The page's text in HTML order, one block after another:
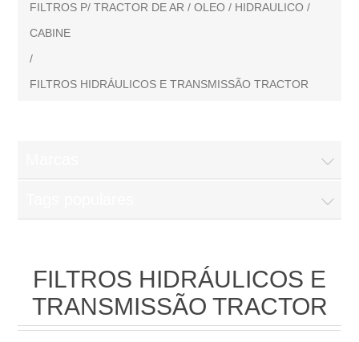
FILTROS P/ TRACTOR DE AR / OLEO / HIDRAULICO /
CABINE
/
FILTROS HIDRÁULICOS E TRANSMISSÃO TRACTOR
FILTROS HIDRÁULICOS E
TRANSMISSÃO TRACTOR